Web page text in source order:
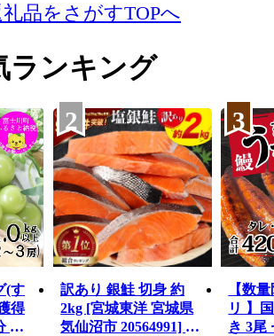
品をさがすTOPへ
ランキング
(す
得
先
2
訳あり 銀鮭 切身 約
2kg [宮城東洋 宮城県
気仙沼市 20564991] 鮭
3
【数
リ 】
き 3尾